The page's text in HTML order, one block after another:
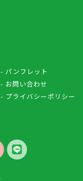
- パンフレット
- お問い合わせ
- プライバシーポリシー